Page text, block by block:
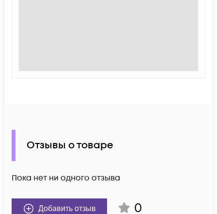
Отзывы о товаре
Пока нет ни одного отзыва
Добавить отзыв 0